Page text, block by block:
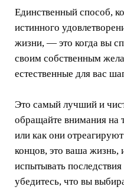
Единственный способ,
истинного
жизни, — это когда вы
своим собственным
естественные для вас
Это самый лучший и
обращайте внимания на
или как они
концов, это ваша жизнь,
испытывать
убедитесь, что вы